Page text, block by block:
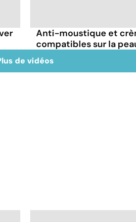
Anti-moustique et
compatibles sur la
de vidéos